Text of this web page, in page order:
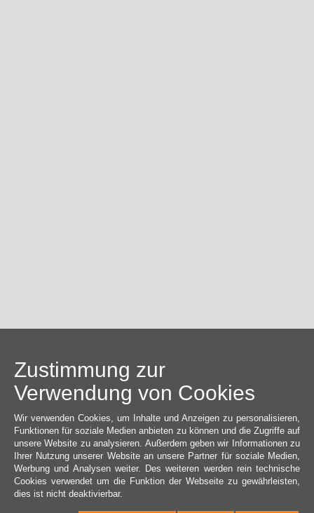
Zustimmung zur
Verwendung von Cookies
Wir verwenden Cookies, um Inhalte und Anzeigen zu personalisieren,
Funktionen für soziale Medien anbieten zu können und die Zugriffe auf
unsere Website zu analysieren. Außerdem geben wir Informationen zu
Ihrer Nutzung unserer Website an unsere Partner für soziale Medien,
Werbung und Analysen weiter. Des weiteren werden rein technische
Cookies verwendet um die Funktion der Webseite zu gewährleisten,
dies ist nicht deaktivierbar.